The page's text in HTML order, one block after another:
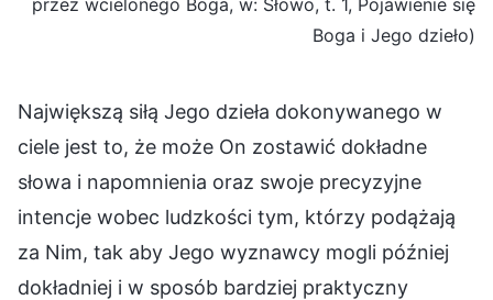
Boga i Jego dzieło)
Największą siłą Jego dzieła dokonywanego w
ciele jest to, że może On zostawić dokładne
słowa i napomnienia oraz swoje precyzyjne
intencje wobec ludzkości tym, którzy podążają
za Nim, tak aby Jego wyznawcy mogli później
dokładniej i w sposób bardziej praktyczny